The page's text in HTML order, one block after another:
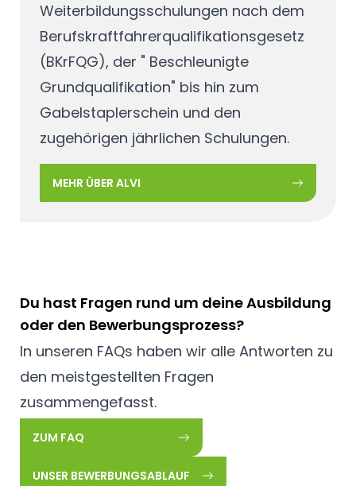
Weiterbildungsschulungen nach dem
Berufskraftfahrerqualifikationsgesetz
(BKrFQG), der " Beschleunigte
Grundqualifikation" bis hin zum
Gabelstaplerschein und den
zugehörigen jährlichen Schulungen.
MEHR ÜBER ALVI
Du hast Fragen rund um deine Ausbildung
oder den Bewerbungsprozess?
In unseren FAQs haben wir alle Antworten zu
den meistgestellten Fragen
zusammengefasst.
ZUM FAQ
UNSER BEWERBUNGSABLAUF